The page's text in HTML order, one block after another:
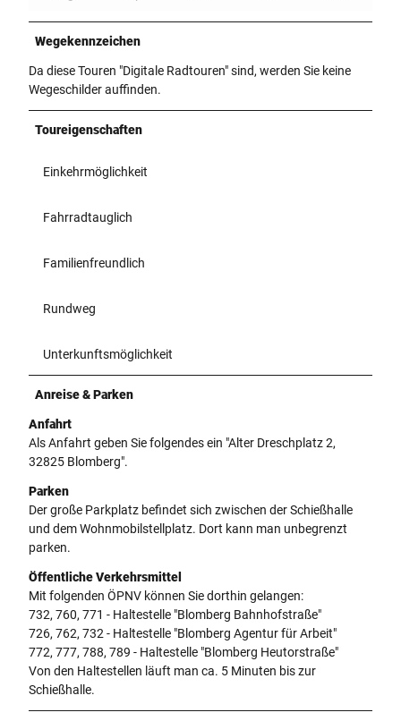
Wegekennzeichen
Da diese Touren "Digitale Radtouren" sind, werden Sie keine
Wegeschilder auffinden.
Toureigenschaften
Einkehrmöglichkeit
Fahrradtauglich
Familienfreundlich
Rundweg
Unterkunftsmöglichkeit
Anreise & Parken
Anfahrt
Als Anfahrt geben Sie folgendes ein "Alter Dreschplatz 2,
32825 Blomberg".
Parken
Der große Parkplatz befindet sich zwischen der Schießhalle
und dem Wohnmobilstellplatz. Dort kann man unbegrenzt
parken.
Öffentliche Verkehrsmittel
Mit folgenden ÖPNV können Sie dorthin gelangen:
732, 760, 771 - Haltestelle "Blomberg Bahnhofstraße"
726, 762, 732 - Haltestelle "Blomberg Agentur für Arbeit"
772, 777, 788, 789 - Haltestelle "Blomberg Heutorstraße"
Von den Haltestellen läuft man ca. 5 Minuten bis zur
Schießhalle.